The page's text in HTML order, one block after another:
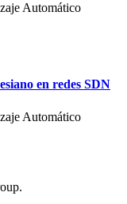
Automático
en redes SDN
Automático